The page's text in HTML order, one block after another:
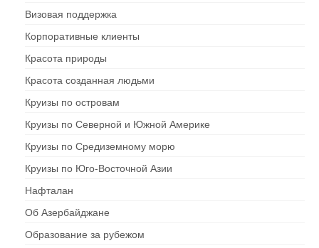
Визовая поддержка
Корпоративные клиенты
Красота природы
Красота созданная людьми
Круизы по островам
Круизы по Северной и Южной Америке
Круизы по Средиземному морю
Круизы по Юго-Восточной Азии
Нафталан
Об Азербайджане
Образование за рубежом